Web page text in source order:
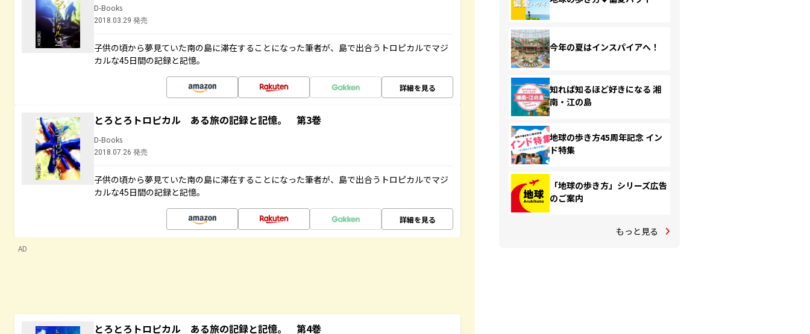
D-Books
2018.03.29 発売
子供の頃から夢見ていた南の島に滞在することになった筆者が、島で出合うトロピカルでマジ
カルな45日間の記録と記憶。
詳細を見る
とろとろトロピカル ある旅の記録と記憶。 第3巻
D-Books
2018.07.26 発売
子供の頃から夢見ていた南の島に滞在することになった筆者が、島で出合うトロピカルでマジ
カルな45日間の記録と記憶。
詳細を見る
AD
とろとろトロピカル ある旅の記録と記憶。 第4巻
今年の夏はインスパイアへ！
知れば知るほど好きになる 湘
南・江の島
地球の歩き方45周年記念 イン
ド特集
「地球の歩き方」シリーズ広告
のご案内
もっと見る